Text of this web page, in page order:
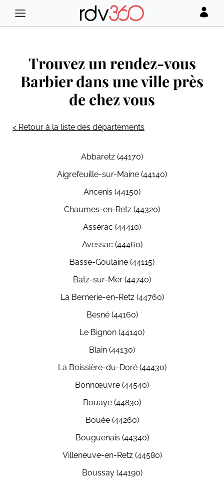
Trouvez un rendez-vous
Barbier dans une ville près
de chez vous
< Retour à la liste des départements
Abbaretz (44170)
Aigrefeuille-sur-Maine (44140)
Ancenis (44150)
Chaumes-en-Retz (44320)
Assérac (44410)
Avessac (44460)
Basse-Goulaine (44115)
Batz-sur-Mer (44740)
La Bernerie-en-Retz (44760)
Besné (44160)
Le Bignon (44140)
Blain (44130)
La Boissière-du-Doré (44430)
Bonnœuvre (44540)
Bouaye (44830)
Bouée (44260)
Bouguenais (44340)
Villeneuve-en-Retz (44580)
Boussay (44190)